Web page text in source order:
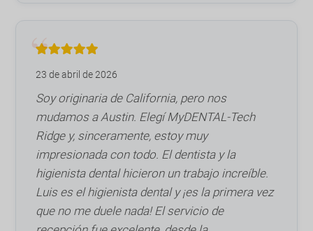
23 de abril de 2026
Soy originaria de California, pero nos
mudamos a Austin. Elegí MyDENTAL-Tech
Ridge y, sinceramente, estoy muy
impresionada con todo. El dentista y la
higienista dental hicieron un trabajo increíble.
Luis es el higienista dental y ¡es la primera vez
que no me duele nada! El servicio de